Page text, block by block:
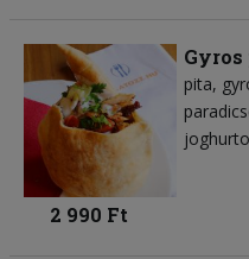
pita
2 990 Ft